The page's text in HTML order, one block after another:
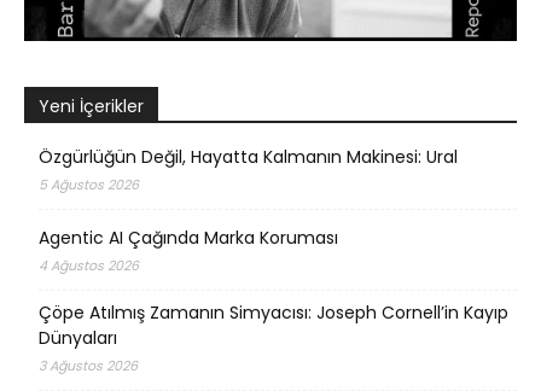
Yeni İçerikler
Özgürlüğün Değil, Hayatta Kalmanın Makinesi: Ural
5 Ağustos 2026
Agentic AI Çağında Marka Koruması
4 Ağustos 2026
Çöpe Atılmış Zamanın Simyacısı: Joseph Cornell’in Kayıp
Dünyaları
3 Ağustos 2026